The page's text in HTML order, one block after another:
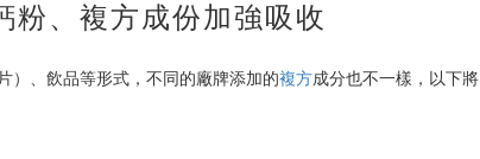
粉、複方成份加強吸收
）、飲品等形式，不同的廠牌添加的複方成分也不一樣，以下將